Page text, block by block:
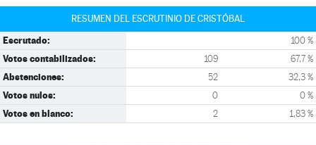
RESUMEN DEL ESCRUTINIO DE CRISTÓBAL
Escrutado: 100 %
Votos contabilizados: 109 67,7 %
Abstenciones: 52 32,3 %
Votos nulos: 0 0 %
Votos en blanco: 2 1,83 %